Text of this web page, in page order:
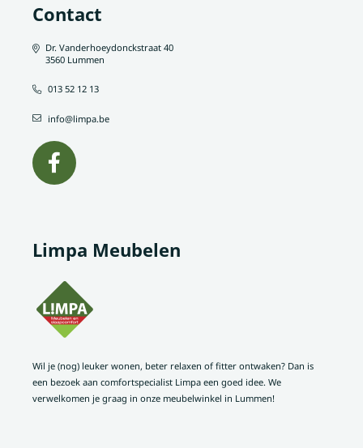
Limpa Meubelen
Wil je (nog) leuker wonen, beter relaxen of fitter ontwaken? Dan is
een bezoek aan comfortspecialist Limpa een goed idee. We
verwelkomen je graag in onze meubelwinkel in Lummen!
Contact
Dr. Vanderhoeydonckstraat 40
3560 Lummen
013 52 12 13
info@limpa.be